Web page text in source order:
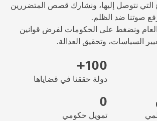
التي نتوصل إليها، ونشارك قصص المتضررين
صوتنا ضد الظلم.
ونضغط على الحكومات لفرض قوانين
السياسات، وتحقيق العدالة.
100+
دولة حققنا في قضاياها
0
تمويل حكومي